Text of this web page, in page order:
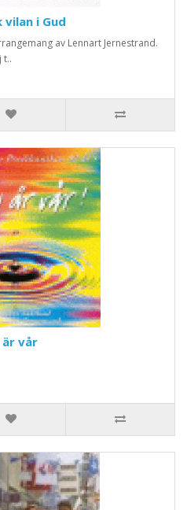
i Gud
av Lennart Jernestrand.
t..
är vår